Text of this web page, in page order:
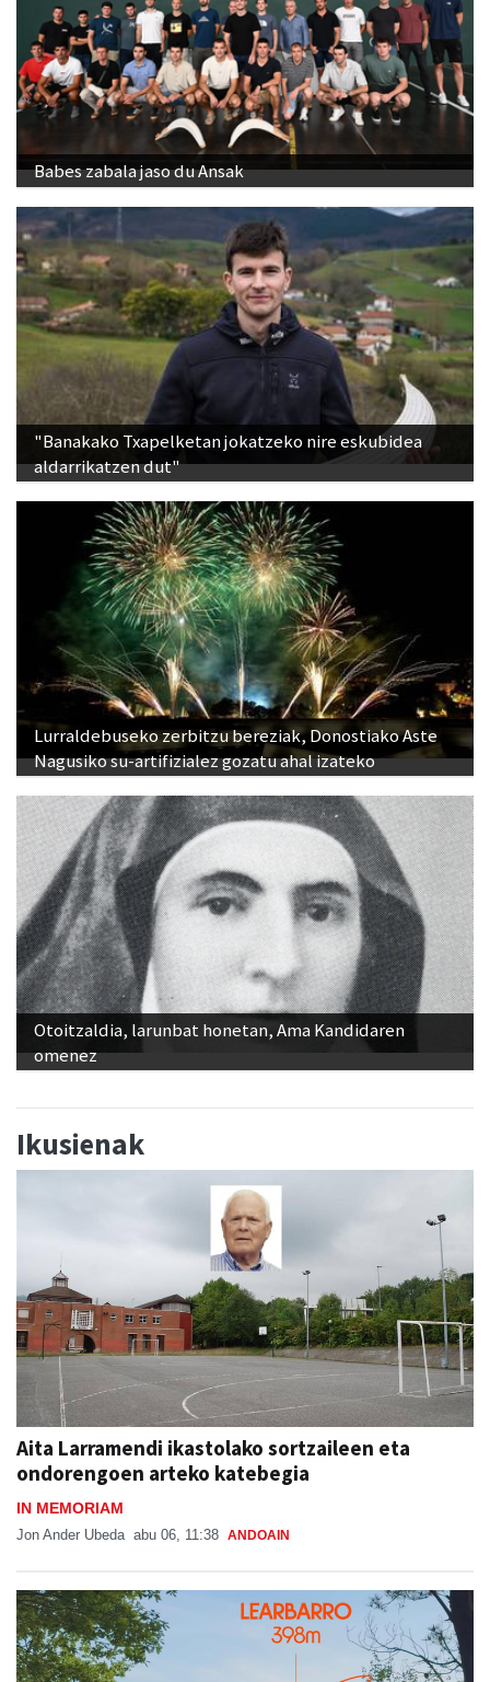
Babes zabala jaso du Ansak
"Banakako Txapelketan jokatzeko nire eskubidea
aldarrikatzen dut"
Lurraldebuseko zerbitzu bereziak, Donostiako Aste
Nagusiko su-artifizialez gozatu ahal izateko
Otoitzaldia, larunbat honetan, Ama Kandidaren
omenez
Aita Larramendi ikastolako sortzaileen eta
ondorengoen arteko katebegia
IN MEMORIAM
Jon Ander Ubeda ANDOAIN